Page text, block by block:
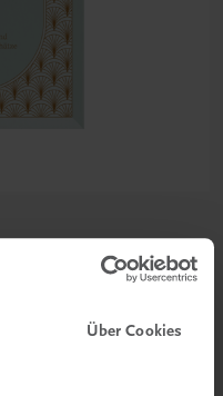
Über Cookies